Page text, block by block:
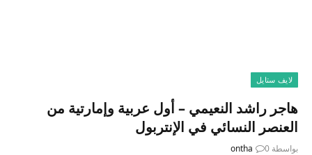
لايف ستايل
هاجر راشد النعيمي – أول عربية وإمارتية من
العنصر النسائي في الإنتربول
بواسطة ontha 0